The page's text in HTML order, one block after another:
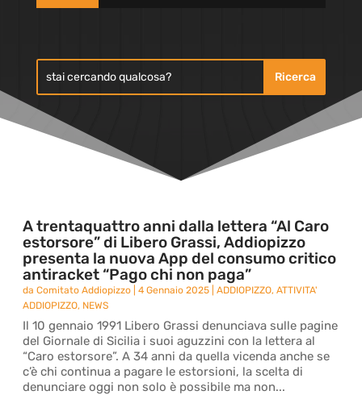
A trentaquattro anni dalla lettera “Al Caro
estorsore” di Libero Grassi, Addiopizzo
presenta la nuova App del consumo critico
antiracket “Pago chi non paga”
daComitato Addiopizzo |4 Gennaio 2025 |ADDIOPIZZO,ATTIVITA'
ADDIOPIZZO, NEWS
Il 10 gennaio 1991 Libero Grassi denunciava sulle pagine
del Giornale di Sicilia i suoi aguzzini con la lettera al
“Caro estorsore”. A 34 anni da quella vicenda anche se
c’è chi continua a pagare le estorsioni, la scelta di
denunciare oggi non solo è possibile ma non...